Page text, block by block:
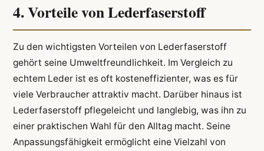
4. Vorteile von Lederfaserstoff
Zu den wichtigsten Vorteilen von Lederfaserstoff
gehört seine Umweltfreundlichkeit. Im Vergleich zu
echtem Leder ist es oft kosteneffizienter, was es für
viele Verbraucher attraktiv macht. Darüber hinaus ist
Lederfaserstoff pflegeleicht und langlebig, was ihn zu
einer praktischen Wahl für den Alltag macht. Seine
Anpassungsfähigkeit ermöglicht eine Vielzahl von